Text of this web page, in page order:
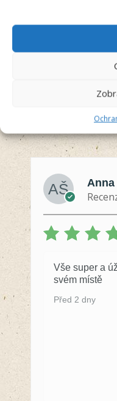
Vše super a
svém místě
Před 2 dny